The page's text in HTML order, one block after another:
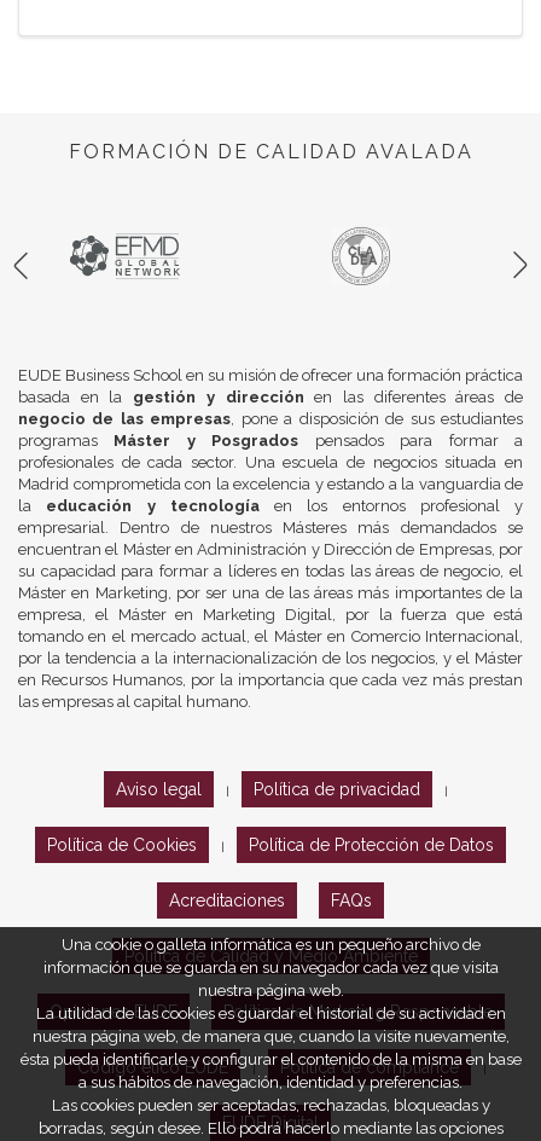
FORMACIÓN DE CALIDAD AVALADA
EUDE Business School en su misión de ofrecer una formación práctica
basada en la gestión y dirección en las diferentes áreas de
negocio de las empresas, pone a disposición de sus estudiantes
programas Máster y Posgrados pensados para formar a
profesionales de cada sector. Una escuela de negocios situada en
Madrid comprometida con la excelencia y estando a la vanguardia de
la educación y tecnologíaen los entornos profesional y
empresarial. Dentro de nuestros Másteres más demandados se
encuentran el Máster en Administración y Dirección de Empresas, por
su capacidad para formar a líderes en todas las áreas de negocio, el
Máster en Marketing, por ser una de las áreas más importantes de la
empresa, el Máster en Marketing Digital, por la fuerza que está
tomando en el mercado actual, el Máster en Comercio Internacional,
por la tendencia a la internacionalización de los negocios, y el Máster
en Recursos Humanos, por la importancia que cada vez más prestan
las empresas al capital humano.
Aviso legal Política de privacidad
Política de Cookies Política de Protección de Datos
Acreditaciones FAQs
Política de Calidad y Medio Ambiente
Opiniones EUDE Política de Marketing Responsable
Código ético EUDE Política de compliance
EUDE Digital
Una cookie o galleta informática es un pequeño archivo de
información que se guarda en su navegador cada vez que visita
nuestra página web.
La utilidad de las cookies es guardar el historial de su actividad en
nuestra página web, de manera que, cuando la visite nuevamente,
ésta pueda identificarle y configurar el contenido de la misma en base
a sus hábitos de navegación, identidad y preferencias.
Las cookies pueden ser aceptadas, rechazadas, bloqueadas y
borradas, según desee. Ello podrá hacerlo mediante las opciones